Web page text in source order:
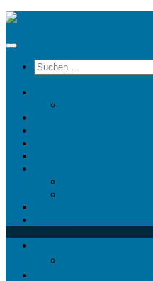
Unter
Inhalt
Suchen
nach: